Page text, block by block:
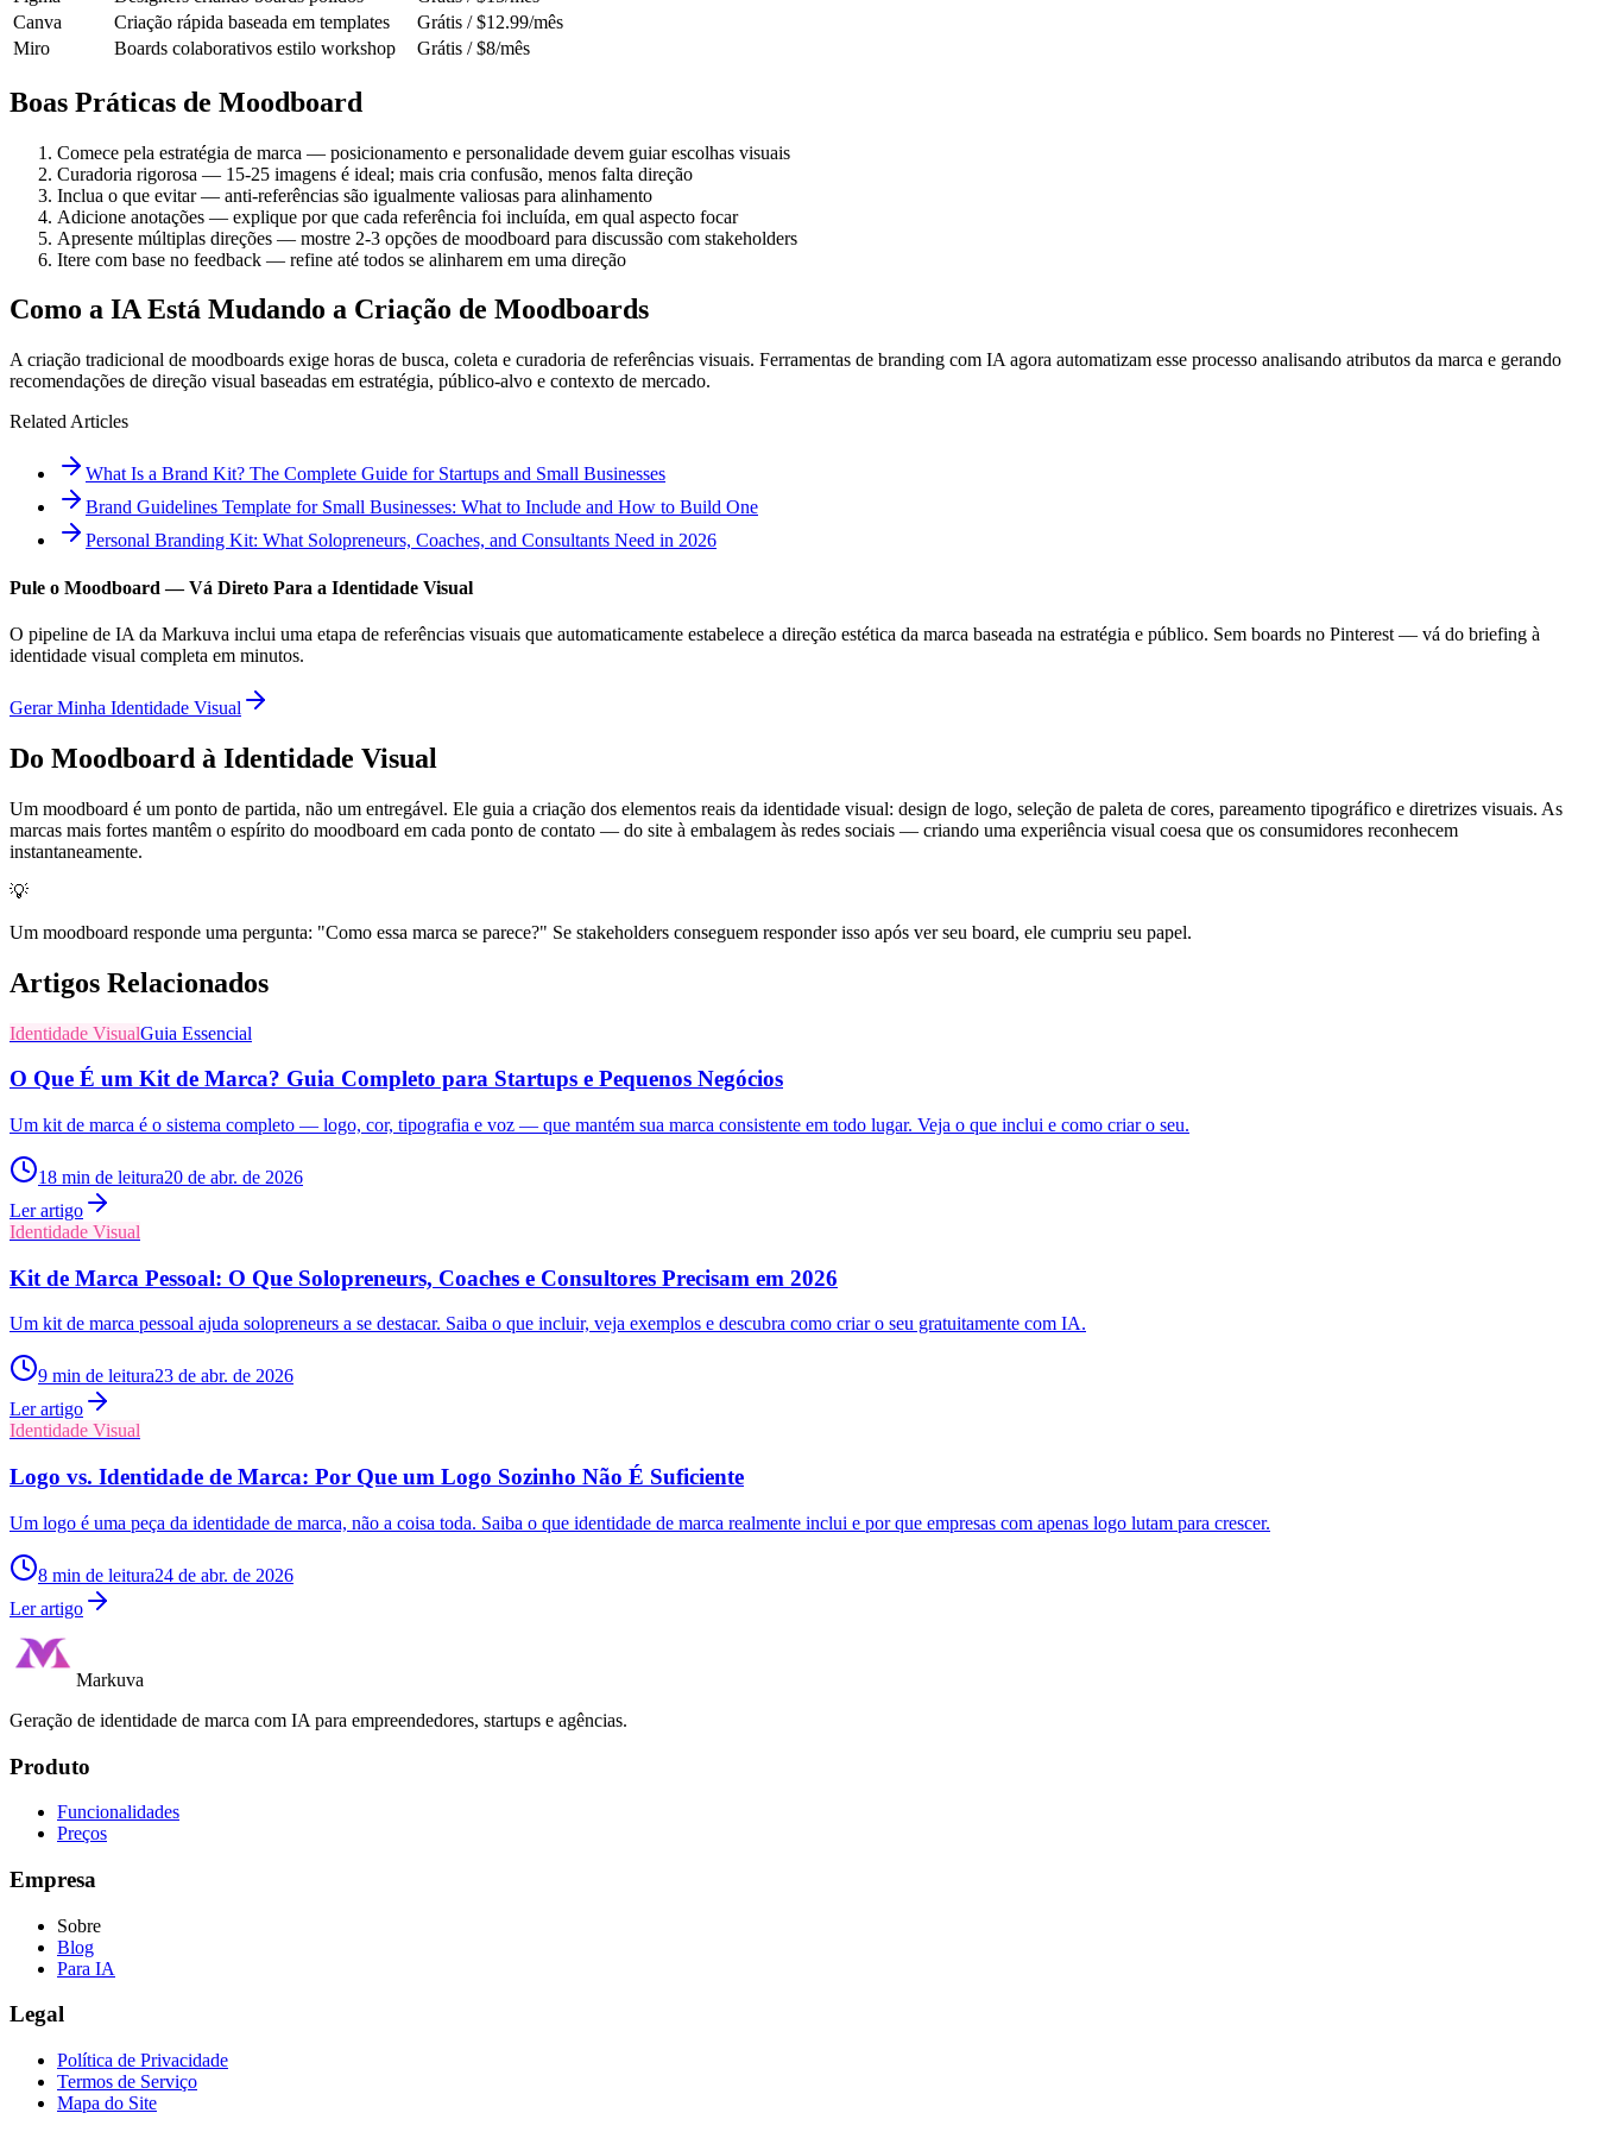
Canva
Criação rápida baseada em templates
Grátis / $12.99/mês
Miro
Boards colaborativos estilo workshop Grátis / $8/mês
Boas Práticas de Moodboard
Comece pela estratégia de marca — posicionamento e personalidade devem guiar escolhas visuais
Curadoria rigorosa — 15-25 imagens é ideal; mais cria confusão, menos falta direção
Inclua o que evitar — anti-referências são igualmente valiosas para alinhamento
Adicione anotações — explique por que cada referência foi incluída, em qual aspecto focar
Apresente múltiplas direções — mostre 2-3 opções de moodboard para discussão com stakeholders
Itere com base no feedback — refine até todos se alinharem em uma direção
Como a IA Está Mudando a Criação de Moodboards
A criação tradicional de moodboards exige horas de busca, coleta e curadoria de referências visuais. Ferramentas de branding com IA agora automatizam esse processo analisando atributos da marca e gerando
recomendações de direção visual baseadas em estratégia, público-alvo e contexto de mercado.
Related Articles
What Is a Brand Kit? The Complete Guide for Startups and Small Businesses
Brand Guidelines Template for Small Businesses: What to Include and How to Build One
Personal Branding Kit: What Solopreneurs, Coaches, and Consultants Need in 2026
Pule o Moodboard — Vá Direto Para a Identidade Visual
O pipeline de IA da Markuva inclui uma etapa de referências visuais que automaticamente estabelece a direção estética da marca baseada na estratégia e público. Sem boards no Pinterest — vá do briefing à
identidade visual completa em minutos.
Gerar Minha Identidade Visual
Do Moodboard à Identidade Visual
Um moodboard é um ponto de partida, não um entregável. Ele guia a criação dos elementos reais da identidade visual: design de logo, seleção de paleta de cores, pareamento tipográfico e diretrizes visuais. As
marcas mais fortes mantêm o espírito do moodboard em cada ponto de contato — do site à embalagem às redes sociais — criando uma experiência visual coesa que os consumidores reconhecem
instantaneamente.
💡
Um moodboard responde uma pergunta: "Como essa marca se parece?" Se stakeholders conseguem responder isso após ver seu board, ele cumpriu seu papel.
Artigos Relacionados
Identidade VisualGuia Essencial
O Que É um Kit de Marca? Guia Completo para Startups e Pequenos Negócios
Um kit de marca é o sistema completo — logo, cor, tipografia e voz — que mantém sua marca consistente em todo lugar. Veja o que inclui e como criar o seu.
18 min de leitura20 de abr. de 2026
Ler artigo
Identidade Visual
Kit de Marca Pessoal: O Que Solopreneurs, Coaches e Consultores Precisam em 2026
Um kit de marca pessoal ajuda solopreneurs a se destacar. Saiba o que incluir, veja exemplos e descubra como criar o seu gratuitamente com IA.
9 min de leitura23 de abr. de 2026
Ler artigo
Identidade Visual
Logo vs. Identidade de Marca: Por Que um Logo Sozinho Não É Suficiente
Um logo é uma peça da identidade de marca, não a coisa toda. Saiba o que identidade de marca realmente inclui e por que empresas com apenas logo lutam para crescer.
8 min de leitura24 de abr. de 2026
Ler artigo
Markuva
Geração de identidade de marca com IA para empreendedores, startups e agências.
Produto
Funcionalidades
Preços
Empresa
Sobre
Blog
Para IA
Legal
Política de Privacidade
Termos de Serviço
Mapa do Site